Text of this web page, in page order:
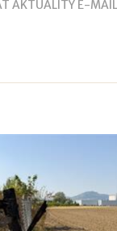
AKTUALITY E-